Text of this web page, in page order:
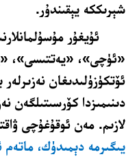
شېرىككە يېقىندۇر.
ئۇيغۇر
«ئۈچى»، «يەتتىسى»،
ئۆتكۈزۈلىدىغان
دىنىمىزدا كۆرسىتىلگەن
لازىم. مەن ئوقۇغۇچى
يىگىرمە دېمىدۈك، ماتەم